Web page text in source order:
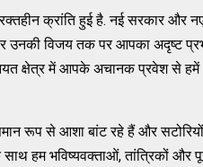
क्रांति हुई है. नई सरकार और
विजय तक पर आपका अदृष्ट
क्षेत्र में आपके अचानक प्रवेश से
रूप से आशा बांट रहे हैं और
हम भविष्यवक्ताओं, तांत्रिकों और